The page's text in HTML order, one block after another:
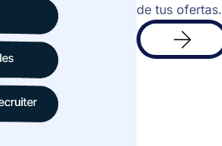
de tus ofertas.
info